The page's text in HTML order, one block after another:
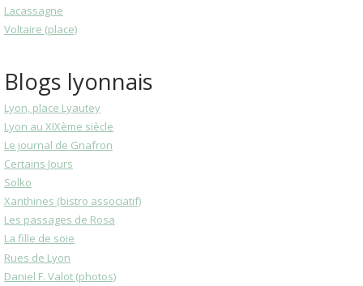
Lacassagne
Voltaire (place)
Blogs lyonnais
Lyon, place Lyautey
Lyon au XIXème siècle
Le journal de Gnafron
Certains Jours
Solko
Xanthines (bistro associatif)
Les passages de Rosa
La fille de soie
Rues de Lyon
Daniel F. Valot (photos)